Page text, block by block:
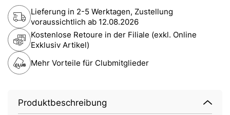
Lieferung in 2-5 Werktagen, Zustellung
voraussichtlich ab 12.08.2026
Kostenlose Retoure in der Filiale (exkl. Online
Exklusiv Artikel)
Mehr Vorteile für Clubmitglieder
Produktbeschreibung